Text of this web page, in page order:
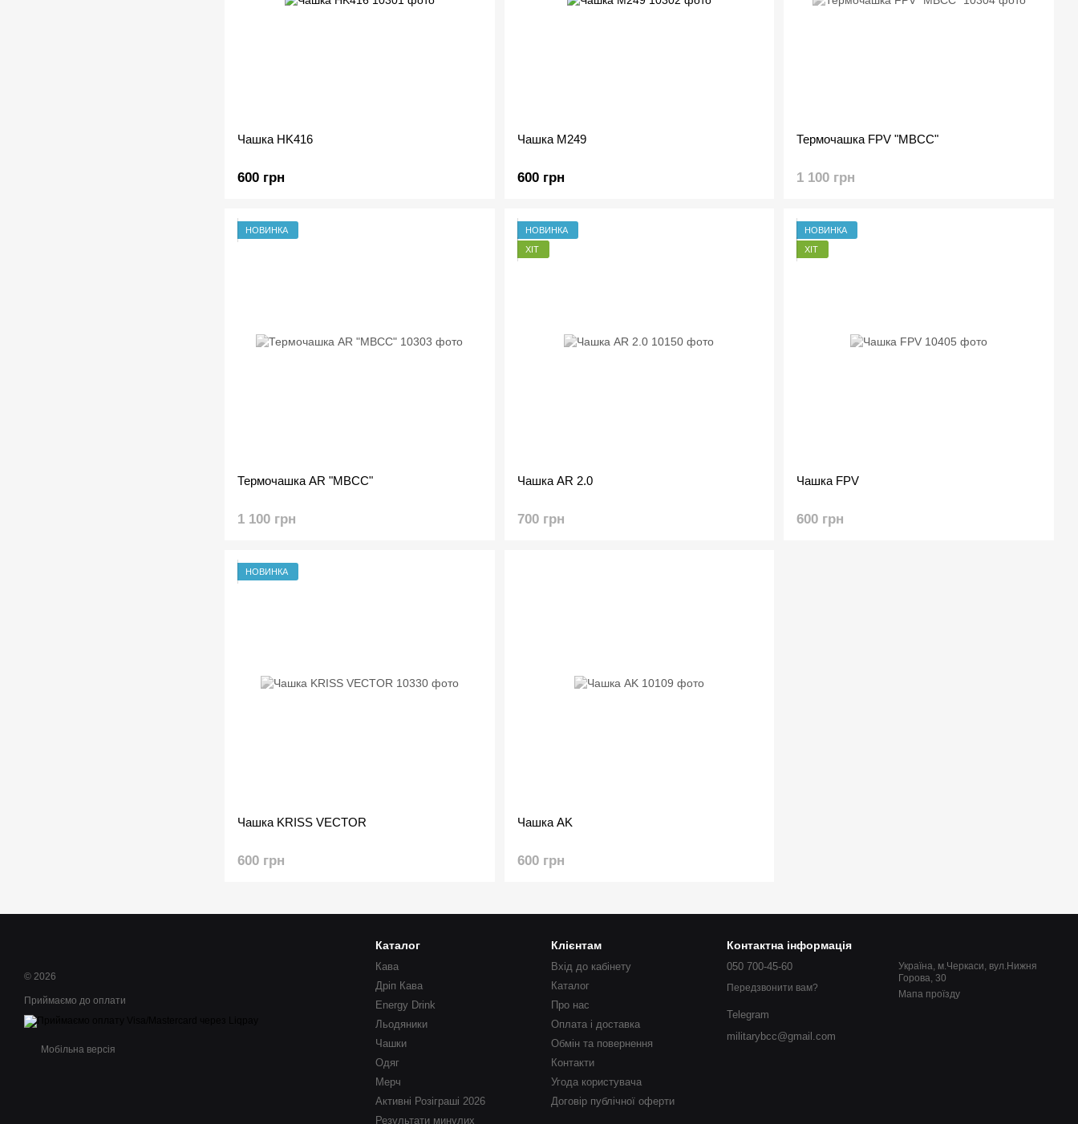
Чашка HK416
600 грн
Чашка M249
600 грн
Термочашка FPV "MBCC"
1 100 грн
НОВИНКА
Термочашка AR "MBCC"
1 100 грн
НОВИНКА
ХІТ
Чашка AR 2.0
700 грн
НОВИНКА
ХІТ
Чашка FPV
600 грн
НОВИНКА
Чашка KRISS VECTOR
600 грн
Чашка AK
600 грн
© 2026
Приймаємо до оплати
Мобільна версія
Каталог
Кава
Дріп Кава
Energy Drink
Льодяники
Чашки
Одяг
Мерч
Активні Розіграші 2026
Результати минулих
Клієнтам
Вхід до кабінету
Каталог
Про нас
Оплата і доставка
Обмін та повернення
Контакти
Угода користувача
Договір публічної оферти
Контактна інформація
050 700-45-60
Передзвонити вам?
Telegram
militarybcc@gmail.com
Україна, м.Черкаси, вул.Нижня
Горова, 30
Мапа проїзду